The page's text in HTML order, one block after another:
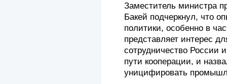
Заместитель министра
Бакей подчеркнул, что
политики, особенно в
представляет интерес
сотрудничество России
пути кооперации, и
уницифировать